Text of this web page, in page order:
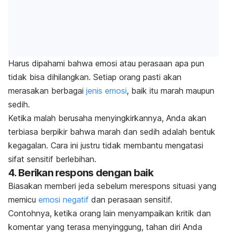
Harus dipahami bahwa emosi atau perasaan apa pun
tidak bisa dihilangkan. Setiap orang pasti akan
merasakan berbagai jenis emosi, baik itu marah maupun
sedih.
Ketika malah berusaha menyingkirkannya, Anda akan
terbiasa berpikir bahwa marah dan sedih adalah bentuk
kegagalan. Cara ini justru tidak membantu mengatasi
sifat sensitif berlebihan.
4. Berikan respons dengan baik
Biasakan memberi jeda sebelum merespons situasi yang
memicu emosi negatif dan perasaan sensitif.
Contohnya, ketika orang lain menyampaikan kritik dan
komentar yang terasa menyinggung, tahan diri Anda